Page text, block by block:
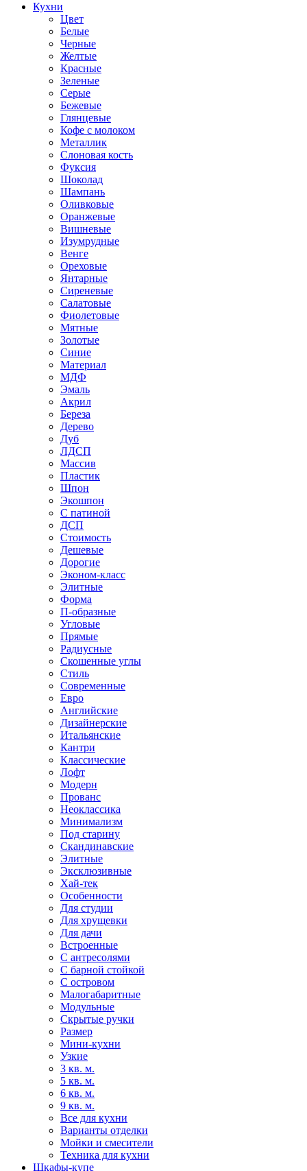
Кухни
Цвет
Белые
Черные
Желтые
Красные
Зеленые
Серые
Бежевые
Глянцевые
Кофе с молоком
Металлик
Слоновая кость
Фуксия
Шоколад
Шампань
Оливковые
Оранжевые
Вишневые
Изумрудные
Венге
Ореховые
Янтарные
Сиреневые
Салатовые
Фиолетовые
Мятные
Золотые
Синие
Материал
МДФ
Эмаль
Акрил
Береза
Дерево
Дуб
ЛДСП
Массив
Пластик
Шпон
Экошпон
С патиной
ДСП
Стоимость
Дешевые
Дорогие
Эконом-класс
Элитные
Форма
П-образные
Угловые
Прямые
Радиусные
Скошенные углы
Стиль
Современные
Евро
Английские
Дизайнерские
Итальянские
Кантри
Классические
Лофт
Модерн
Прованс
Неоклассика
Минимализм
Под старину
Скандинавские
Элитные
Эксклюзивные
Хай-тек
Особенности
Для студии
Для хрущевки
Для дачи
Встроенные
С антресолями
С барной стойкой
С островом
Малогабаритные
Модульные
Скрытые ручки
Размер
Мини-кухни
Узкие
3 кв. м.
5 кв. м.
6 кв. м.
9 кв. м.
Все для кухни
Варианты отделки
Мойки и смесители
Техника для кухни
Шкафы-купе